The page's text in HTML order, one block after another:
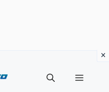
Menu